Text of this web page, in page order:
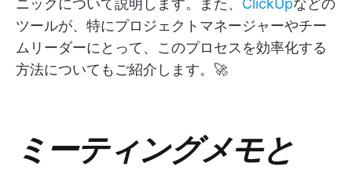
ニックについて説明します。また、 ClickUpなどの
ツールが、特にプロジェクトマネージャーやチー
ムリーダーにとって、このプロセスを効率化する
方法についてもご紹介します。🚀
ミーティングメモと